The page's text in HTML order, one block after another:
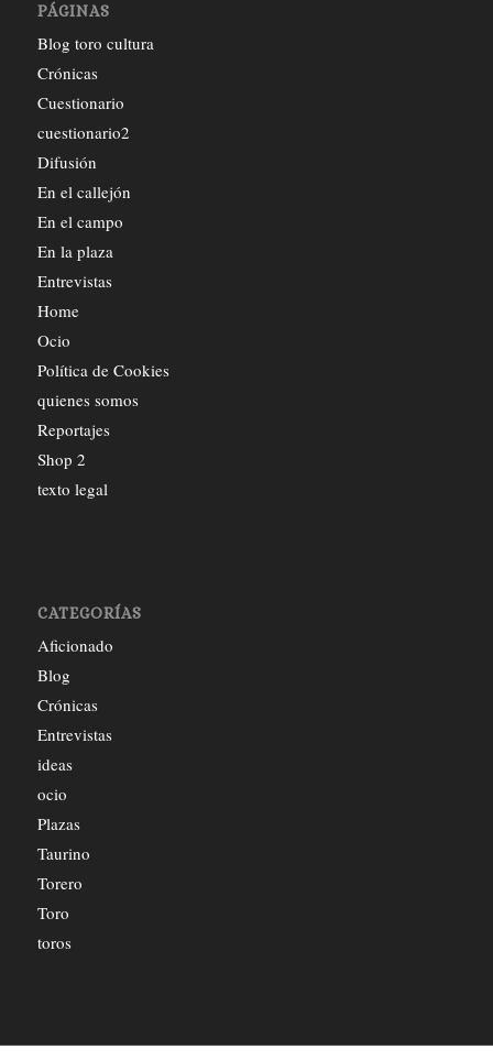
PÁGINAS
Blog toro cultura
Crónicas
Cuestionario
cuestionario2
Difusión
En el callejón
En el campo
En la plaza
Entrevistas
Home
Ocio
Política de Cookies
quienes somos
Reportajes
Shop 2
texto legal
CATEGORÍAS
Aficionado
Blog
Crónicas
Entrevistas
ideas
ocio
Plazas
Taurino
Torero
Toro
toros